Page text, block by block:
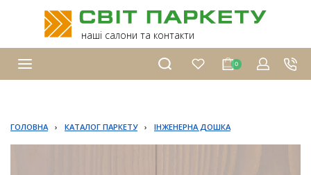
наші салони та контакти
0
ГОЛОВНА › КАТАЛОГ ПАРКЕТУ › ІНЖЕНЕРНА ДОШКА